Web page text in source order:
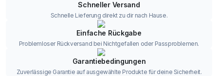
Schneller Versand
Schnelle Lieferung direkt zu dir nach Hause.
Einfache Rückgabe
Problemloser Rückversand bei Nichtgefallen oder Passproblemen.
Garantiebedingungen
Zuverlässige Garantie auf ausgewählte Produkte für deine Sicherheit.